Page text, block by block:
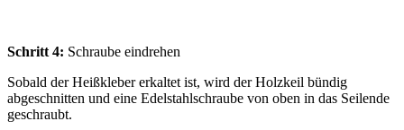
Schritt 4: Schraube eindrehen
Sobald der Heißkleber erkaltet ist, wird der Holzkeil bündig
abgeschnitten und eine Edelstahlschraube von oben in das Seilende
geschraubt.